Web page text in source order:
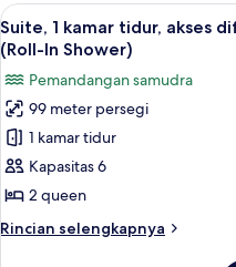
Tempat
Tidur
King,
pemandangan
samudra
Lihat
semua
foto
untuk
Suite,
kamar
tidur,
akses
difabel,
7
Suite, 1 kamar tidur, akses
(Roll-In Shower)
Pemandangan samudra
99 meter persegi
1 kamar tidur
Kapasitas 6
2 queen
Rincian selengkapnya
Rincian